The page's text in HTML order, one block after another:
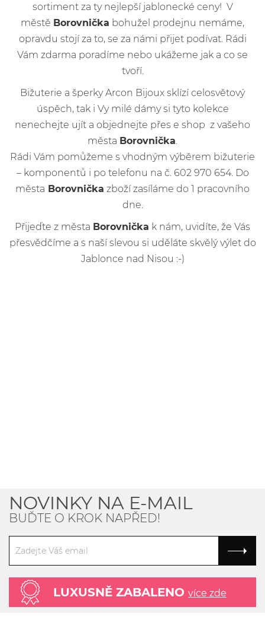
sortiment za ty nejlepší jablonecké ceny! V
městě Borovnička bohužel prodejnu nemáme,
opravdu stojí za to, se za námi přijet podívat. Rádi
Vám zdarma poradíme nebo ukážeme jak a co se
tvoří.
Bižuterie a šperky Arcon Bijoux sklízí celosvětový
úspěch, tak i Vy milé dámy si tyto kolekce
nenechejte ujít a objednejte přes e shop z vašeho
města Borovnička
Rádi Vám pomůžeme s vhodným výběrem bižuterie
– komponentů i po telefonu na č. 602 970 654. Do
města Borovnička zboží zasíláme do 1 pracovního
dne.
Přijeďte z města Borovnička k nám, uvidíte, že Vás
přesvědčíme a s naší slevou si uděláte skvělý výlet do
Jablonce nad Nisou :-)
NOVINKY NA E-MAIL
BUĎTE O KROK NAPŘED!
LUXUSNĚ ZABALENO více zde